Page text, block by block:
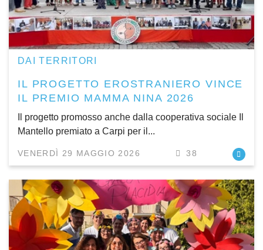
DAI TERRITORI
IL PROGETTO EROSTRANIERO VINCE
IL PREMIO MAMMA NINA 2026
Il progetto promosso anche dalla cooperativa sociale Il
Mantello premiato a Carpi per il...
VENERDÌ 29 MAGGIO 2026 38